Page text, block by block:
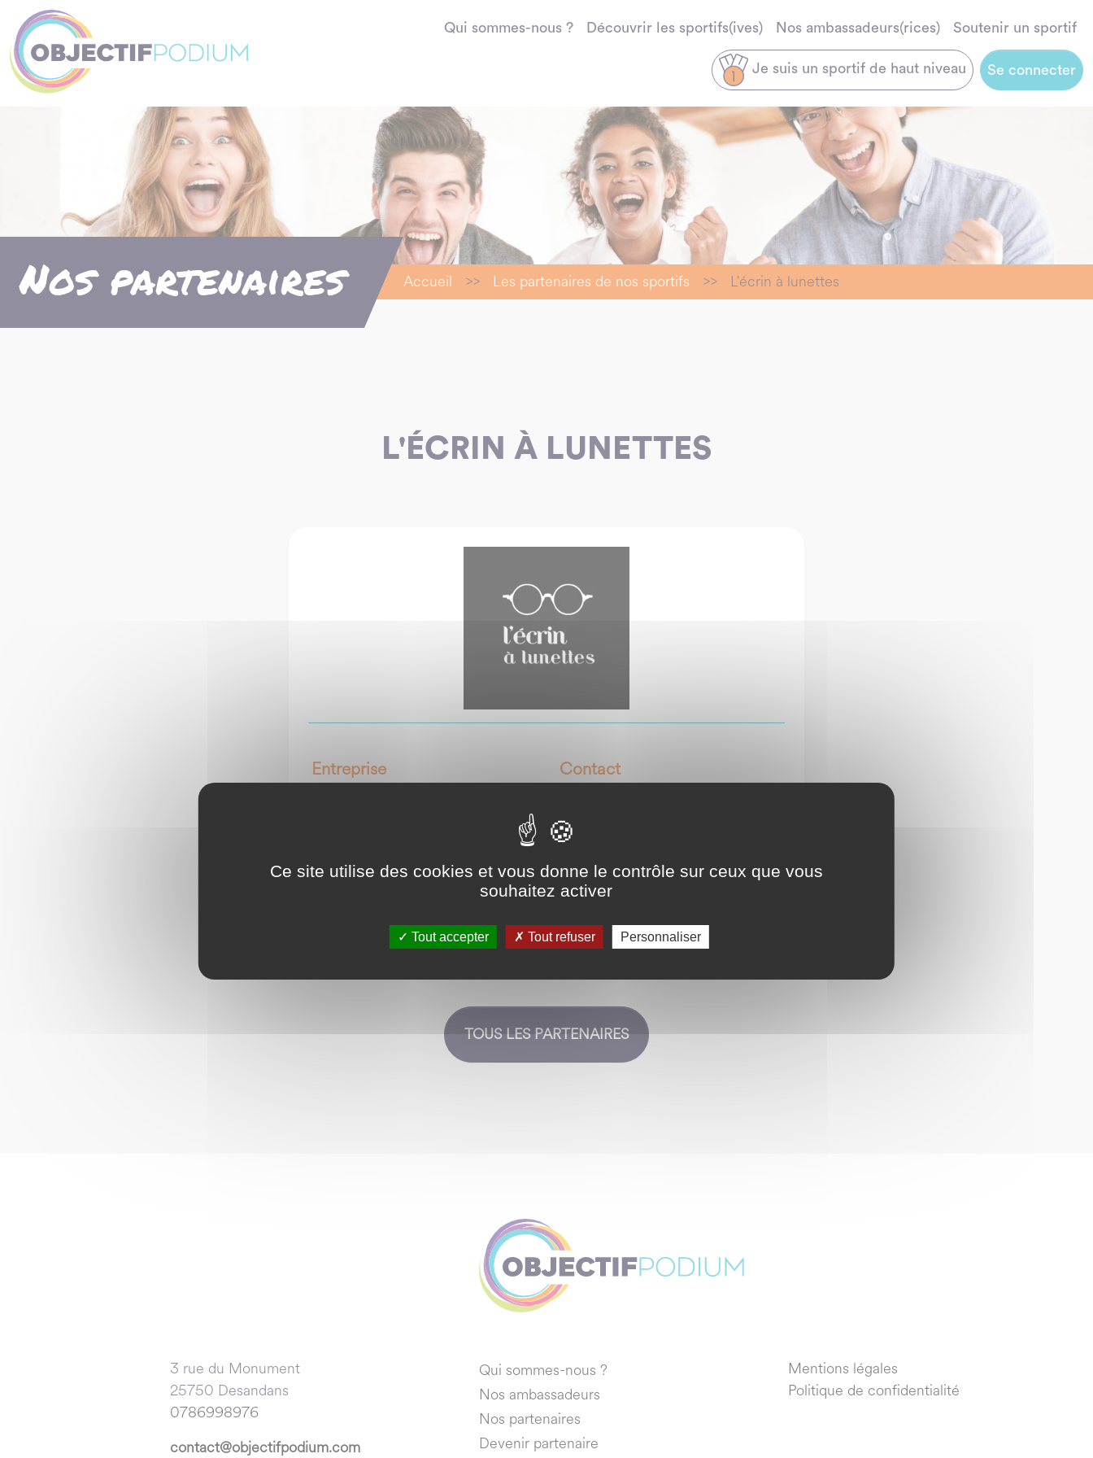
Qui sommes-nous ? Découvrir les sportifs(ives) Nos ambassadeurs(rices) Soutenir un sportif
Je suis un sportif de haut niveau Se connecter
Nos partenaires Accueil >> Les partenaires de nos sportifs >> L'écrin à lunettes
L'ÉCRIN À LUNETTES
Entreprise
Site web : https://ecrin-a-
Contact
Mail :
TOUS LES PARTENAIRES
3 rue du Monument
25750 Desandans
0786998976
contact@objectifpodium.com
Qui sommes-nous ?
Nos ambassadeurs
Nos partenaires
Devenir partenaire
Mentions légales
Politique de confidentialité
Panneau de gestion des cookies
Ce site utilise des cookies et vous donne le contrôle sur ceux que vous
souhaitez activer
Tout accepter Tout refuser Personnaliser